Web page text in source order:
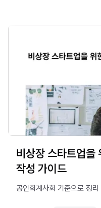
비상장 스타트업
작성 가이드
공인회계사회 기준으로 정리